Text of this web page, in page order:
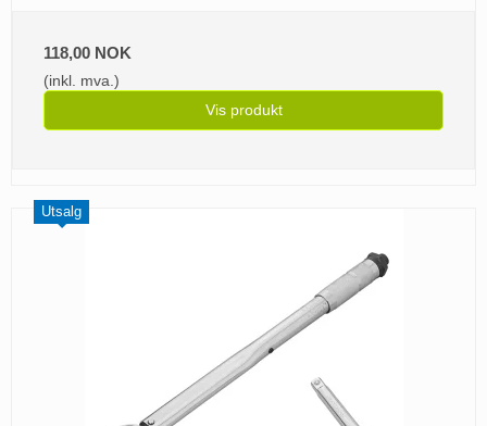
118,00 NOK
(inkl. mva.)
Vis produkt
Utsalg